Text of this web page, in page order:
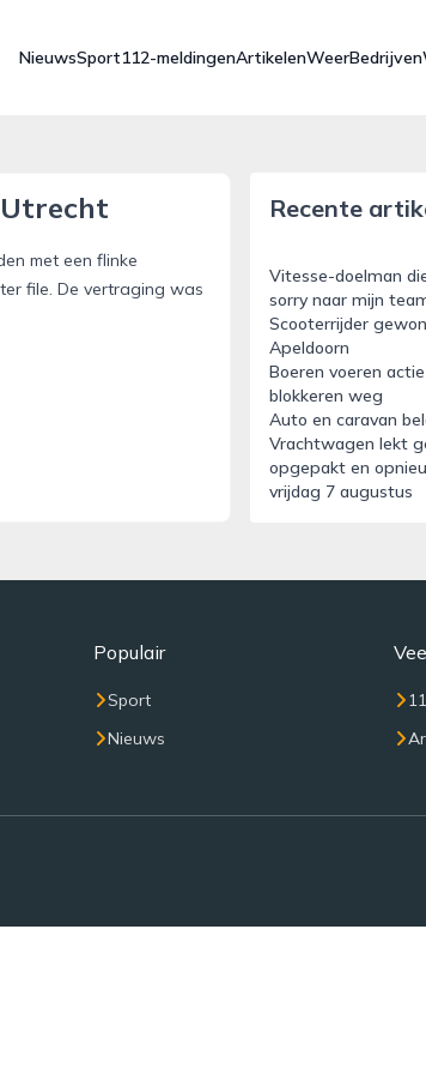
NieuwsSport112-meldingenArtikelenWeerBedrijven
met een flinke
file. De vertraging was
Recente
Vitesse-doelman
sorry naar mijn
Scooterrijder
Apeldoorn
Boeren voeren
blokkeren weg
Auto en caravan
Vrachtwagen lekt
opgepakt en
vrijdag 7 augustus
Populair
Sport
Nieuws